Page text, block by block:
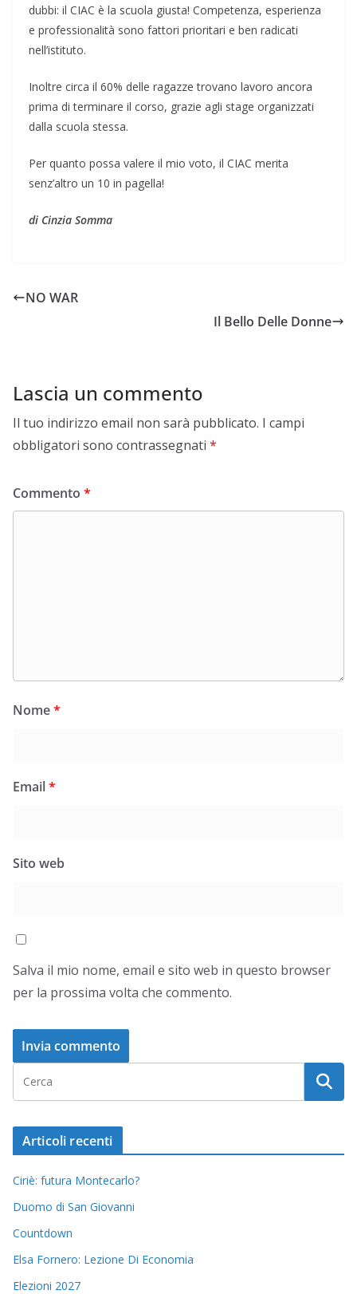
dubbi: il CIAC è la scuola giusta! Competenza, esperienza
e professionalità sono fattori prioritari e ben radicati
nell’istituto.
Inoltre circa il 60% delle ragazze trovano lavoro ancora
prima di terminare il corso, grazie agli stage organizzati
dalla scuola stessa.
Per quanto possa valere il mio voto, il CIAC merita
senz’altro un 10 in pagella!
di Cinzia Somma
NO WAR
Il Bello Delle Donne
Lascia un commento
Il tuo indirizzo email non sarà pubblicato. I campi
obbligatori sono contrassegnati *
Commento *
Nome*
Email*
Sito web
Salva il mio nome, email e sito web in questo browser
per la prossima volta che commento.
Articoli recenti
Ciriè: futura Montecarlo?
Duomo di San Giovanni
Countdown
Elsa Fornero: Lezione Di Economia
Elezioni 2027